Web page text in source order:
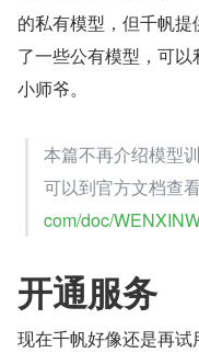
的私有模型，但千帆
了一些公有模型，可
小师爷。
本篇不再介绍模型
可以到官方文档查
com/doc/
开通服务
现在千帆好像还是再